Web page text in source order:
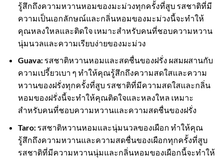
รู้สึกถึงความหวานหอมของมะม่วงทุกครั้งที่สูบ รสชาติที่มี
ความเป็นเอกลักษณ์และกลิ่นหอมของมะม่วงนี้จะทำให้
คุณหลงใหลและติดใจ เหมาะสำหรับคนที่ชอบความหวาน
นุ่มนวลและความเรียบง่ายของมะม่วง
Guava:รสชาติหวานหอมและสดชื่นของฝรั่ง ผสมผสานกับ
ความเปรี้ยวเบา ๆ ทำให้คุณรู้สึกถึงความสดใสและความ
หวานของฝรั่งทุกครั้งที่สูบ รสชาติที่มีความสดใสและกลิ่น
หอมของฝรั่งนี้จะทำให้คุณติดใจและหลงใหล เหมาะ
สำหรับคนที่ชอบความหวานและความสดชื่นของฝรั่ง
Taro:รสชาติหวานหอมและนุ่มนวลของเผือก ทำให้คุณ
รู้สึกถึงความหวานและความสดชื่นของเผือกทุกครั้งที่สูบ
รสชาติที่มีความหวานนุ่มและกลิ่นหอมของเผือกนี้จะทำให้